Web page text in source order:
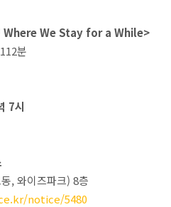
Where We Stay for a While>
분
7시
, 와이즈파크) 8층
notice/5480